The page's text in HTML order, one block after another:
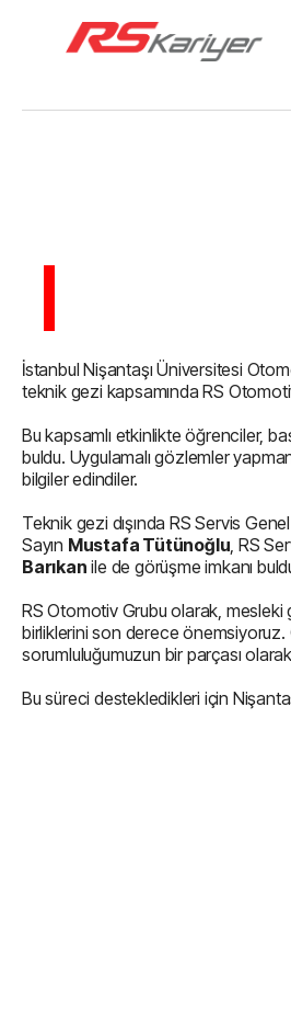
İstanbul Nişantaşı Üniversitesi
teknik gezi kapsamında RS
Bu kapsamlı etkinlikte öğrenciler,
buldu. Uygulamalı gözlemler
bilgiler edindiler.
Teknik gezi dışında RS Servis
Sayın Mustafa Tütünoğlu, RS
Barıkan ile de görüşme imkanı
RS Otomotiv Grubu olarak, mesleki
birliklerini son derece
sorumluluğumuzun bir parçası
Bu süreci destekledikleri için